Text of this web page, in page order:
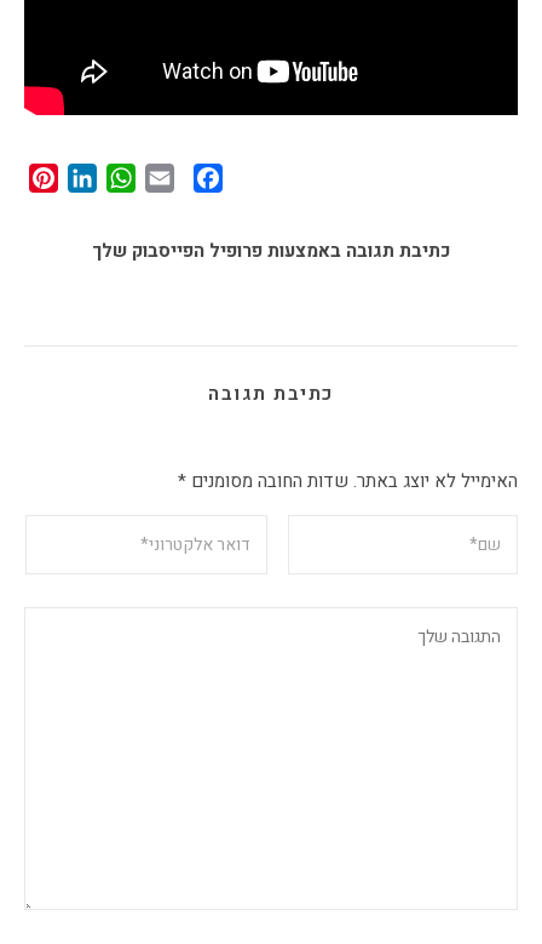
Facebook
Email
כתיבת תגובה באמצעות פרופיל הפייסבוק שלך
כתיבת תגובה
האימייל לא יוצג באתר. שדות החובה מסומנים *